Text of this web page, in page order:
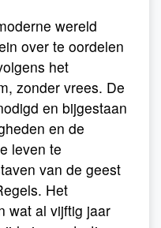
wereld
over te oordelen
het
zonder vrees. De
en bijgestaan
en de
leven te
van de geest
Het
wat al vijftig jaar